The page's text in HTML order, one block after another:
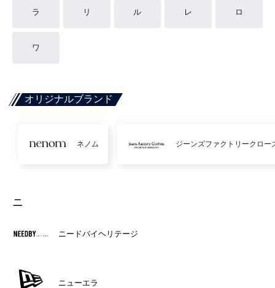
ラ リ ル レ ロ
ワ
オリジナルブランド
ネノム ジーンズファクトリークロー
ニ
ニードバイヘリテージ
ニューエラ